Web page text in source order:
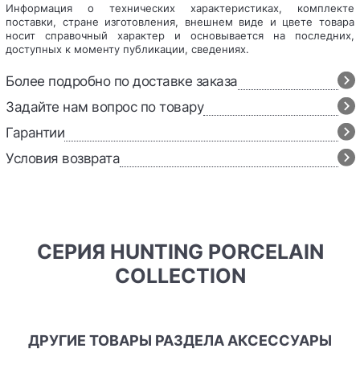
Информация о технических характеристиках, комплекте
поставки, стране изготовления, внешнем виде и цвете товара
носит справочный характер и основывается на последних,
доступных к моменту публикации, сведениях.
Более подробно по доставке заказа
Задайте нам вопрос по товару
Гарантии
Условия возврата
СЕРИЯ HUNTING PORCELAIN
COLLECTION
ДРУГИЕ ТОВАРЫ РАЗДЕЛА АКСЕССУАРЫ